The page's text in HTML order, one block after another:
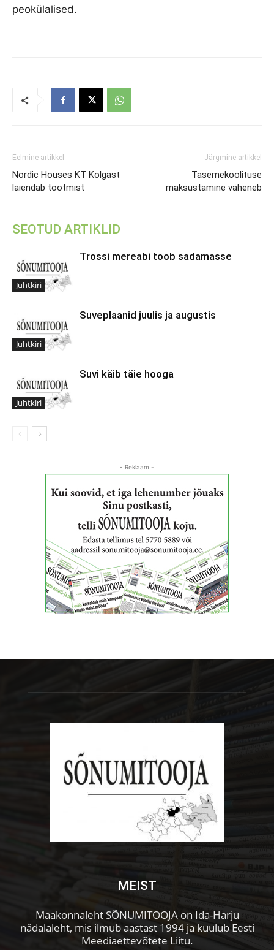
peokülalised.
Eelmine artikkel
Nordic Houses KT Kolgast
laiendab tootmist
Järgmine artikkel
Tasemekoolituse
maksustamine väheneb
SEOTUD ARTIKLID
Juhtkiri
Trossi mereabi toob sadamasse
Juhtkiri
Suveplaanid juulis ja augustis
Juhtkiri
Suvi käib täie hooga
- Reklaam -
MEIST
Maakonnaleht SÕNUMITOOJA on Ida-Harju
nädalaleht, mis ilmub aastast 1994 ja kuulub Eesti
Meediaettevõtete Liitu.